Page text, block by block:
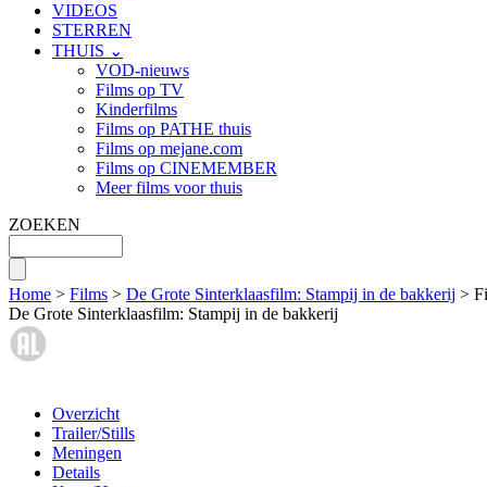
VIDEOS
STERREN
THUIS ⌄
VOD-nieuws
Films op TV
Kinderfilms
Films op PATHE thuis
Films op mejane.com
Films op CINEMEMBER
Meer films voor thuis
ZOEKEN
Home > Films > De Grote Sinterklaasfilm: Stampij in de bakkerij >
De Grote Sinterklaasfilm: Stampij in de bakkerij
Overzicht
Trailer/Stills
Meningen
Details